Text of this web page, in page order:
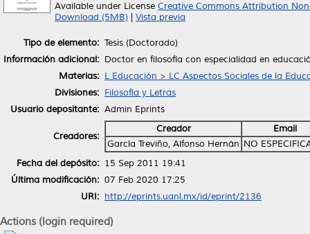
Available under License Creative Commons Attribution
Download (5MB)
Vista previa
Tipo de elemento: Tesis (Doctorado)
Información adicional: Doctor en filosofía con especialidad en
Materias: L Educación > LC Aspectos Sociales de la
Divisiones: Filosofía y Letras
Usuario depositante: Admin Eprints
Creadores:
Creador
Email
García Treviño, Alfonso Hernán NO
Fecha del depósito: 15 Sep 2011 19:41
Última modificación: 07 Feb 2020 17:25
URI: http://eprints.uanl.mx/id/eprint/2136
Actions (login required)